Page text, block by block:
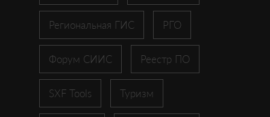
Региональная ГИС РГО
Форум СИИС Реестр ПО
SXF Tools Туризм